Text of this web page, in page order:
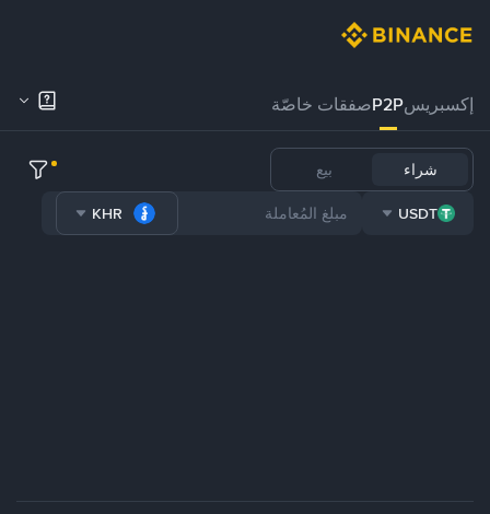
إكسبريسP2Pصفقات خاصّة
شراء بيع
USDT
KHR